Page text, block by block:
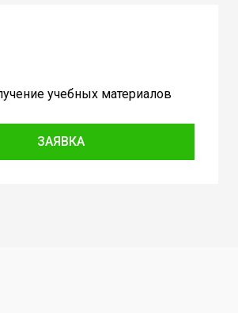
учебных материалов
ЗАЯВКА